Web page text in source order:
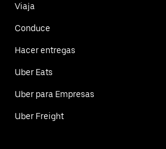
Viaja
Conduce
Hacer entregas
Uber Eats
Uber para Empresas
Uber Freight